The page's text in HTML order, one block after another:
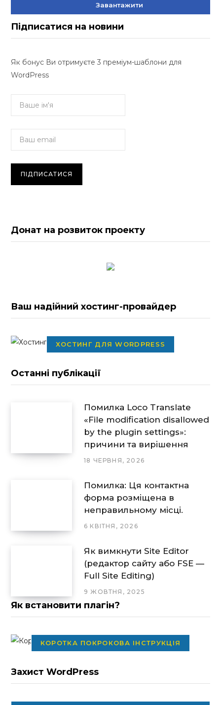
Завантажити
Підписатися на новини
Як бонус Ви отримуєте 3 преміум-шаблони для
WordPress
Донат на розвиток проекту
Ваш надійний хостинг-провайдер
ХОСТИНГ ДЛЯ WORDPRESS
Останні публікації
Помилка Loco Translate
«File modification disallowed
by the plugin settings»:
причини та вирішення
18 ЧЕРВНЯ, 2026
Помилка: Ця контактна
форма розміщена в
неправильному місці.
6 КВІТНЯ, 2026
Як вимкнути Site Editor
(редактор сайту або FSE —
Full Site Editing)
9 ЖОВТНЯ, 2025
Як встановити плагін?
КОРОТКА ПОКРОКОВА ІНСТРУКЦІЯ
Захист WordPress